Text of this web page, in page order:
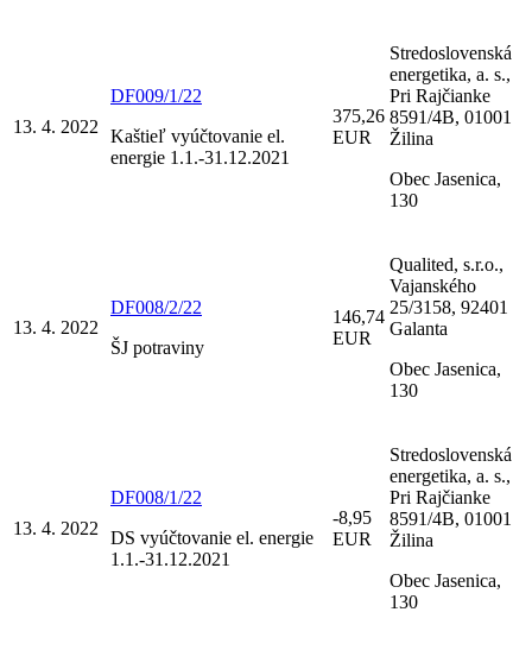
13. 4. 2022
DF009/1/22
Kaštieľ vyúčtovanie el.
energie 1.1.-31.12.2021
375,26
EUR
Stredoslovenská
energetika, a. s.,
Pri Rajčianke
8591/4B, 01001
Žilina
Obec Jasenica,
130
13. 4. 2022
DF008/2/22
ŠJ potraviny
146,74
EUR
Qualited, s.r.o.,
Vajanského
25/3158, 92401
Galanta
Obec Jasenica,
130
13. 4. 2022
DF008/1/22
DS vyúčtovanie el. energie
1.1.-31.12.2021
-8,95
EUR
Stredoslovenská
energetika, a. s.,
Pri Rajčianke
8591/4B, 01001
Žilina
Obec Jasenica,
130